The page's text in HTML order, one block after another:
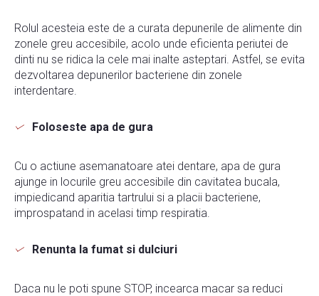
Rolul acesteia este de a curata depunerile de alimente din
zonele greu accesibile, acolo unde eficienta periutei de
dinti nu se ridica la cele mai inalte asteptari. Astfel, se evita
dezvoltarea depunerilor bacteriene din zonele
interdentare.
Foloseste apa de gura
Cu o actiune asemanatoare atei dentare, apa de gura
ajunge in locurile greu accesibile din cavitatea bucala,
impiedicand aparitia tartrului si a placii bacteriene,
improspatand in acelasi timp respiratia.
Renunta la fumat si dulciuri
Daca nu le poti spune STOP, incearca macar sa reduci